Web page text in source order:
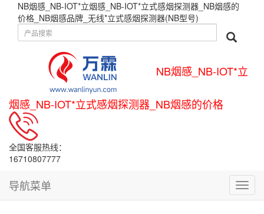
NB烟感_NB-IOT*立烟感_NB-IOT*立式感烟探测器_NB烟感的
价格_NB烟感品牌_无线*立式感烟探测器(NB型号)
NB烟感_NB-IOT*立
烟感_NB-IOT*立式感烟探测器_NB烟感的价格
全国客服热线：
16710807777
导
航
导航菜单